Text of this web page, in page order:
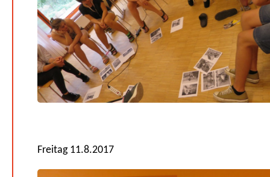
Freitag 11.8.2017